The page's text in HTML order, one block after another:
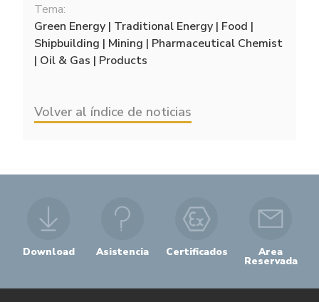
Tema:
Green Energy | Traditional Energy | Food |
Shipbuilding | Mining | Pharmaceutical Chemist
| Oil & Gas | Products
Volver al índice de noticias
Download Asistencia Certificados Area
Reservada